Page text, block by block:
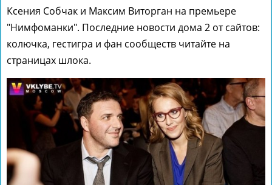
Ксения Собчак и Максим Виторган на премьере
"Нимфоманки". Последние новости дома 2 от сайтов:
колючка, гестигра и фан сообществ читайте на
страницах шлока.